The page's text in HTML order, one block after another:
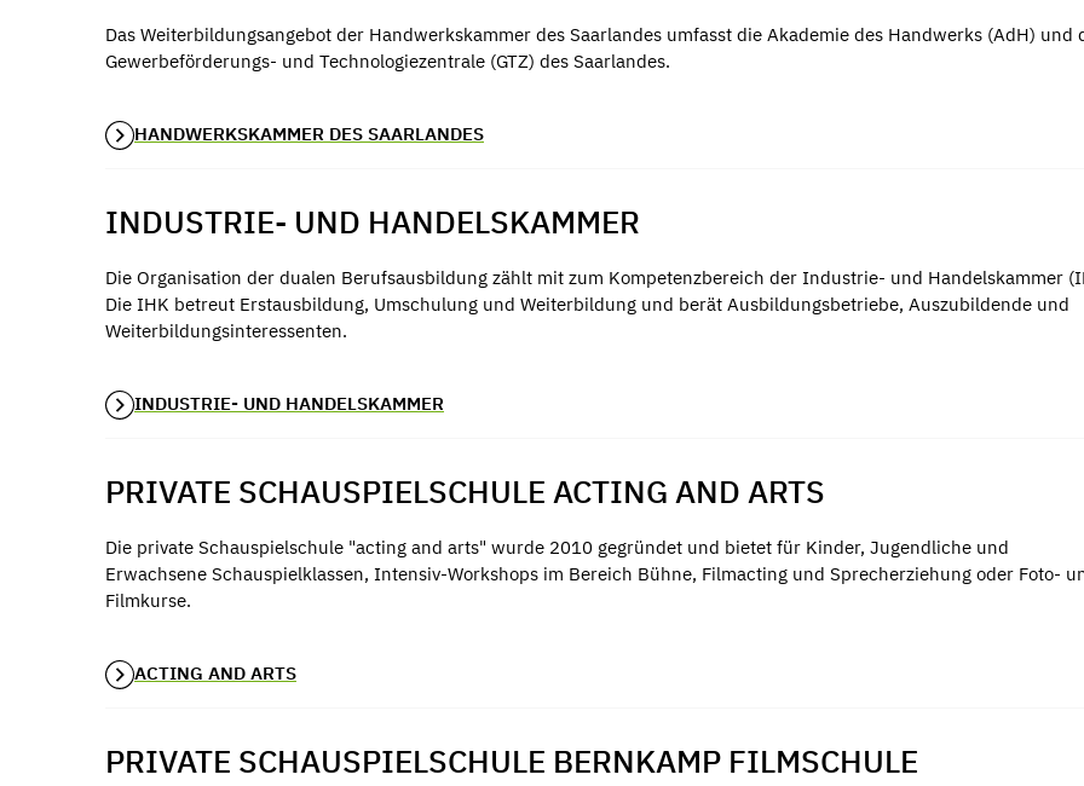
Das Weiterbildungsangebot der Handwerkskammer des Saarlandes umfasst die Akademie des Handwerks (AdH) und
Gewerbeförderungs- und Technologiezentrale (GTZ) des Saarlandes.
HANDWERKSKAMMER DES SAARLANDES
INDUSTRIE- UND HANDELSKAMMER
Die Organisation der dualen Berufsausbildung zählt mit zum Kompetenzbereich der Industrie- und Handelskammer
Die IHK betreut Erstausbildung, Umschulung und Weiterbildung und berät Ausbildungsbetriebe, Auszubildende und
Weiterbildungsinteressenten.
INDUSTRIE- UND HANDELSKAMMER
PRIVATE SCHAUSPIELSCHULE ACTING AND ARTS
Die private Schauspielschule "acting and arts" wurde 2010 gegründet und bietet für Kinder, Jugendliche und
Erwachsene Schauspielklassen, Intensiv-Workshops im Bereich Bühne, Filmacting und Sprecherziehung oder Foto-
Filmkurse.
ACTING AND ARTS
PRIVATE SCHAUSPIELSCHULE BERNKAMP FILMSCHULE